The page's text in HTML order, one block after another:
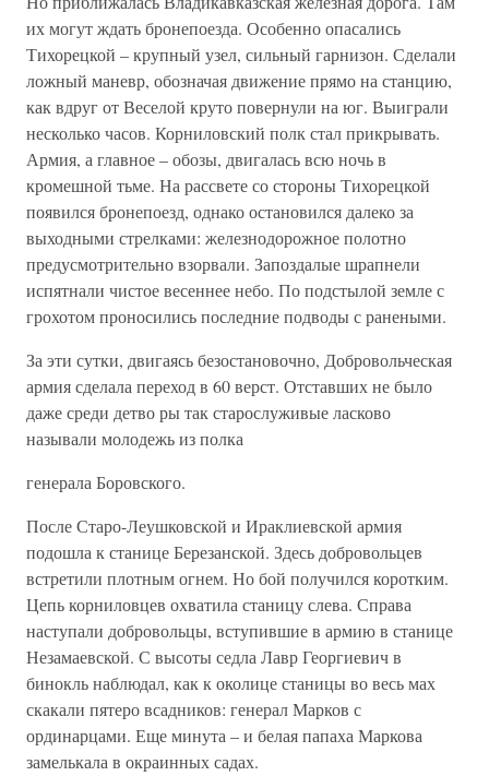
их могут ждать бронепоезда. Особенно опасались
Тихорецкой – крупный узел, сильный гарнизон. Сделали
ложный маневр, обозначая движение прямо на станцию,
как вдруг от Веселой круто повернули на юг. Выиграли
несколько часов. Корниловский полк стал прикрывать.
Армия, а главное – обозы, двигалась всю ночь в
кромешной тьме. На рассвете со стороны Тихорецкой
появился бронепоезд, однако остановился далеко за
выходными стрелками: железнодорожное полотно
предусмотрительно взорвали. Запоздалые шрапнели
испятнали чистое весеннее небо. По подстылой земле с
грохотом проносились последние подводы с ранеными.
За эти сутки, двигаясь безостановочно, Добровольческая
армия сделала переход в 60 верст. Отставших не было
даже среди детво ры так старослуживые ласково
называли молодежь из полка
генерала Боровского.
После Старо-Леушковской и Ираклиевской армия
подошла к станице Березанской. Здесь добровольцев
встретили плотным огнем. Но бой получился коротким.
Цепь корниловцев охватила станицу слева. Справа
наступали добровольцы, вступившие в армию в станице
Незамаевской. С высоты седла Лавр Георгиевич в
бинокль наблюдал, как к околице станицы во весь мах
скакали пятеро всадников: генерал Марков с
ординарцами. Еще минута – и белая папаха Маркова
замелькала в окраинных садах.